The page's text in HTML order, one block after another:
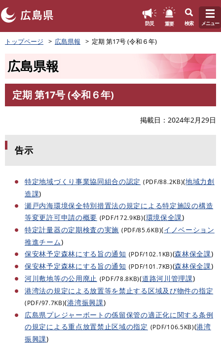
ペ
ー
頭
す
防災 重要 検索 メニュー
トップページ 広島県報 定期 第17号 (令和６年)
広島県報
文
定期 第17号 (令和６年)
掲載日 2024年2月29日
告示
特定地域づくり事業協同組合の認定 (PDF/88.2KB)(地域力創
造課)
瀬戸内海環境保全特別措置法の規定による特定施設の構造
等変更許可申請の概要 (PDF/172.9KB)(環境保全課)
特定計量器の定期検査の実施 (PDF/85.6KB)(イノベーション
推進チーム)
保安林予定森林にする旨の通知 (PDF/102.1KB)(森林保全課)
保安林予定森林にする旨の通知 (PDF/101.7KB)(森林保全課)
河川敷地等の公用廃止 (PDF/78.8KB)(道路河川管理課)
港湾法の規定による放置等を禁止する区域及び物件の指定
(PDF/97.7KB)(港湾振興課)
広島県プレジャーボートの係留保管の適正化に関する条例
の規定による重点放置禁止区域の指定 (PDF/106.5KB)(港湾
振興課)